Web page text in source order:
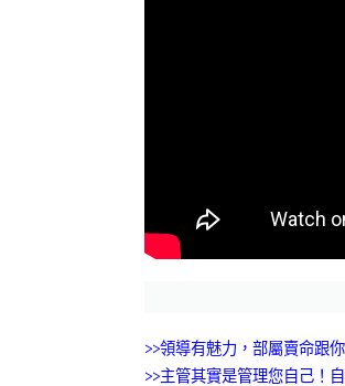
>>領導有魅力，部屬賣命跟
>>主管其實是管理您自己！